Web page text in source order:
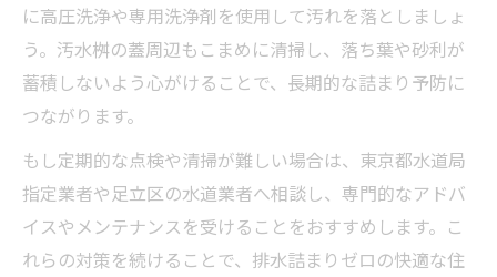
に高圧洗浄や専用洗浄剤を使用して汚れを落としましょ
う。汚水桝の蓋周辺もこまめに清掃し、落ち葉や砂利が
蓄積しないよう心がけることで、長期的な詰まり予防に
つながります。
もし定期的な点検や清掃が難しい場合は、東京都水道局
指定業者や足立区の水道業者へ相談し、専門的なアドバ
イスやメンテナンスを受けることをおすすめします。こ
れらの対策を続けることで、排水詰まりゼロの快適な住